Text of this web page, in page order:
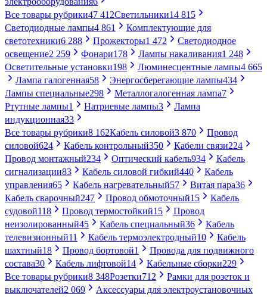
Все товары рубрики47 412Светильники14 815
Светодиодные лампы4 861
Комплектующие для
светотехники6 288 Прожекторы1 472
Светодиодное
освещение2 259 Фонари178 Лампы накаливания1 248
Осветительные установки198 Люминесцентные лампы4 665
Лампа галогенная58 Энергосберегающие лампы434
Лампы специальные298 Металлогалогенная лампа7
Ртутные лампы1 Натриевые лампы3
Лампа
индукционная33
Все товары рубрики8 162Кабель силовой3 870
Провод
силовой624 Кабель контрольный350 Кабели связи224
Провод монтажный234 Оптический кабель934
Кабель
сигнализации83 Кабель силовой гибкий440
Кабель
управления65 Кабель нагревательный57 Витая пара36
Кабель сварочный247 Провод обмоточный15
Кабель
судовой118 Провод термостойкий15
Провод
неизолированный45 Кабель специальный36
Кабель
телевизионный11 Кабель термоэлектродный10
Кабель
шахтный18 Провод бортовой1
Провода для подвижного
состава30 Кабель лифтовой14 Кабельные сборки229
Все товары рубрики8 348Розетки712
Рамки для розеток и
выключателей2 069
Аксессуары для электроустановочных